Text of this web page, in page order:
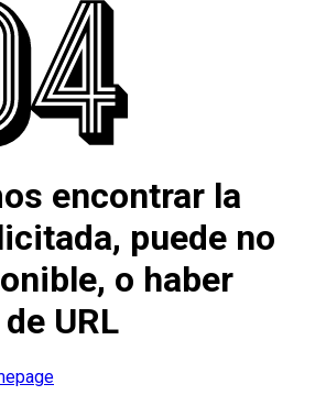
encontrar la
puede no
o haber
URL